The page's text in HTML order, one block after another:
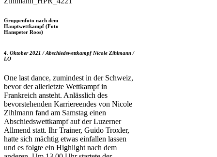
Gruppenfoto nach dem
Hauptwettkampf (Foto
Hanspeter Roos)
4. Oktober 2021 / Abschiedswettkampf Nicole Zihlmann /
LO
One last dance, zumindest in der Schweiz,
bevor der allerletzte Wettkampf in
Frankreich ansteht. Anlässlich des
bevorstehenden Karriereendes von Nicole
Zihlmann fand am Samstag einen
Abschiedswettkampf auf der Luzerner
Allmend statt. Ihr Trainer, Guido Troxler,
hatte sich mächtig etwas einfallen lassen
und es folgte ein Highlight nach dem